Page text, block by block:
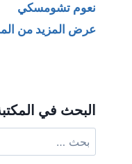
نعوم تشومسكي
عرض المزيد من
البحث في
عن: